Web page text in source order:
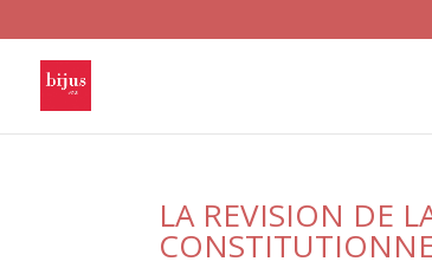
LA REVISION DE